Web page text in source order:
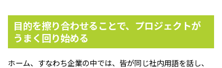
目的を擦り合わせることで、プロジェクトが
うまく回り始める
ホーム、すなわち企業の中では、皆が同じ社内用語を話し、